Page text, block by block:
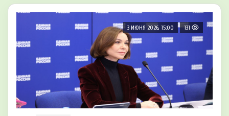
3 ИЮНЯ 2026, 15:00 131